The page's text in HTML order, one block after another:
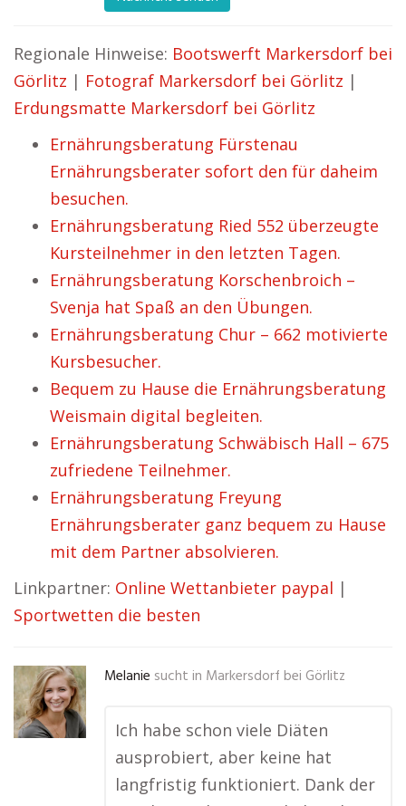
Regionale Hinweise: Bootswerft Markersdorf bei
Görlitz | Fotograf Markersdorf bei Görlitz |
Erdungsmatte Markersdorf bei Görlitz
Ernährungsberatung Fürstenau
Ernährungsberater sofort den für daheim
besuchen.
Ernährungsberatung Ried 552 überzeugte
Kursteilnehmer in den letzten Tagen.
Ernährungsberatung Korschenbroich –
Svenja hat Spaß an den Übungen.
Ernährungsberatung Chur – 662 motivierte
Kursbesucher.
Bequem zu Hause die Ernährungsberatung
Weismain digital begleiten.
Ernährungsberatung Schwäbisch Hall – 675
zufriedene Teilnehmer.
Ernährungsberatung Freyung
Ernährungsberater ganz bequem zu Hause
mit dem Partner absolvieren.
Linkpartner: Online Wettanbieter paypal |
Sportwetten die besten
Melanie sucht in Markersdorf bei Görlitz
Ich habe schon viele Diäten
ausprobiert, aber keine hat
langfristig funktioniert. Dank der